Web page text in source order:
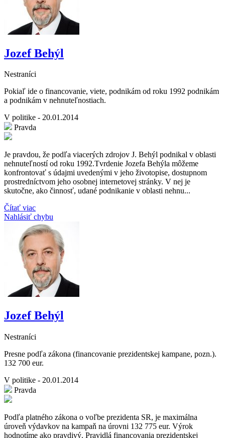
Jozef Behýl
Nestraníci
Pokiaľ ide o financovanie, viete, podnikám od roku 1992 podnikám
a podnikám v nehnuteľnostiach.
V politike - 20.01.2014
Pravda
Je pravdou, že podľa viacerých zdrojov J. Behýl podnikal v oblasti
nehnuteľností od roku 1992.Tvrdenie Jozefa Behýla môžeme
konfrontovať s údajmi uvedenými v jeho životopise, dostupnom
prostredníctvom jeho osobnej internetovej stránky. V nej je
skutočne, ako činnosť, udané podnikanie v oblasti nehnu...
Čítať viac
Nahlásiť chybu
Jozef Behýl
Nestraníci
Presne podľa zákona (financovanie prezidentskej kampane, pozn.).
132 700 eur.
V politike - 20.01.2014
Pravda
Podľa platného zákona o voľbe prezidenta SR, je maximálna
úroveň výdavkov na kampaň na úrovni 132 775 eur. Výrok
hodnotíme ako pravdivý. Pravidlá financovania prezidentskej